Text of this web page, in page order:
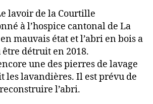
la
Ville
de
Bléré
lavoir de la Courtille
à l’hospice cantonal de La
mauvais état et l’abri en bois a
être détruit en 2018.
une des pierres de lavage
les lavandières. Il est prévu de
reconstruire l’abri.